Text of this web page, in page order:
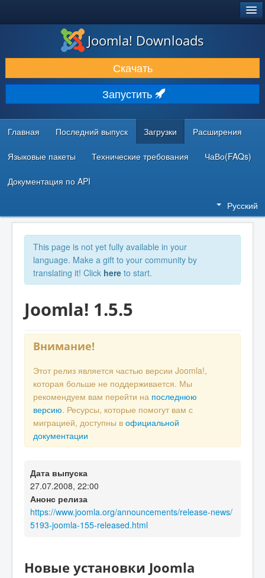
ЗАГРУЗКИ И РАСШИРЕНИЯ
ДОКУМЕНТАЦИЯ И ОБУЧЕНИЕ
СООБЩЕСТВО И ПОДДЕРЖКА
РЕСУРСЫ ДЛЯ РАЗРАБОТЧИКОВ
Joomla! Downloads
Скачать
Запустить
Главная Последний выпуск Загрузки Расширения
Языковые пакеты Технические требования ЧаВо(FAQs)
Документация по API
Русский
This page is not yet fully available in your
language. Make a gift to your community by
translating it! Click here to start.
Joomla! 1.5.5
Внимание!
Этот релиз является частью версии Joomla!,
которая больше не поддерживается. Мы
рекомендуем вам перейти на последнюю
версию. Ресурсы, которые помогут вам с
миграцией, доступны в официальной
документации
Дата выпуска
27.07.2008, 22:00
Анонс релиза
https://www.joomla.org/announcements/release-news/
5193-joomla-155-released.html
Новые установки Joomla